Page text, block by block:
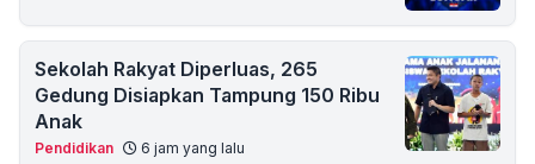
Sekolah Rakyat Diperluas, 265
Gedung Disiapkan Tampung 150 Ribu
Anak
Pendidikan 6 jam yang lalu